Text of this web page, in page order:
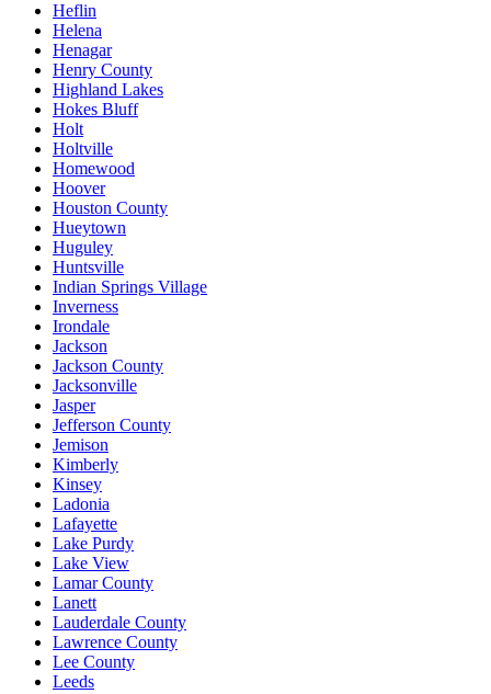
Heflin
Helena
Henagar
Henry County
Highland Lakes
Hokes Bluff
Holt
Holtville
Homewood
Hoover
Houston County
Hueytown
Huguley
Huntsville
Indian Springs Village
Inverness
Irondale
Jackson
Jackson County
Jacksonville
Jasper
Jefferson County
Jemison
Kimberly
Kinsey
Ladonia
Lafayette
Lake Purdy
Lake View
Lamar County
Lanett
Lauderdale County
Lawrence County
Lee County
Leeds